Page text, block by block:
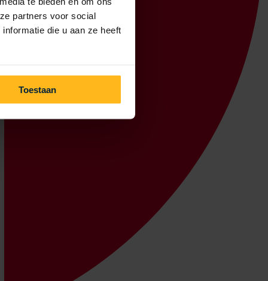
partners voor social
die u aan ze heeft
Toestaan